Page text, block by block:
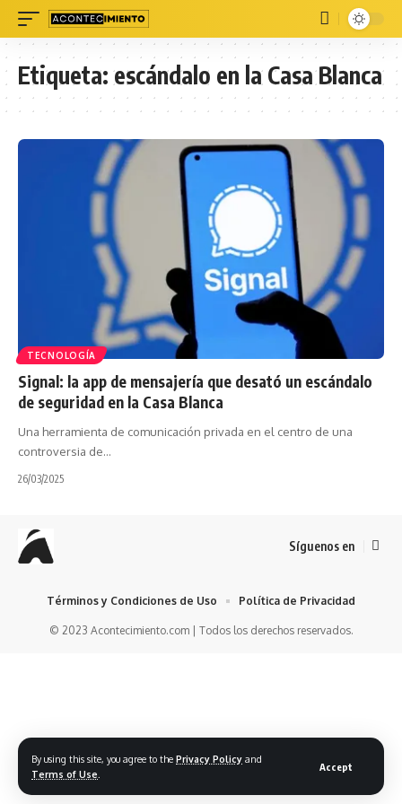
By using this site, you agree to the Privacy Policy and
Terms of Use
Accept
Etiqueta:escándalo en la Casa Blanca
TECNOLOGÍA
Signal: la app de mensajería que desató un escándalo
de seguridad en la Casa Blanca
Una herramienta de comunicación privada en el centro de una
controversia de…
26/03/2025
Síguenos en
© 2023 Acontecimiento.com | Todos los derechos reservados.
Términos y Condiciones de Uso Política de Privacidad